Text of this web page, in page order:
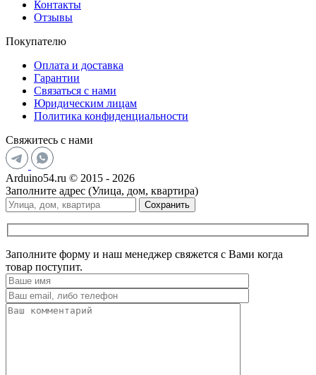
Контакты
Отзывы
Покупателю
Оплата и доставка
Гарантии
Связаться с нами
Юридическим лицам
Политика конфиденциальности
Свяжитесь с нами
Arduino54.ru © 2015 - 2026
Заполните адрес (Улица, дом, квартира)
Сохранить
Заполните форму и наш менеджер свяжется с Вами когда
товар поступит.